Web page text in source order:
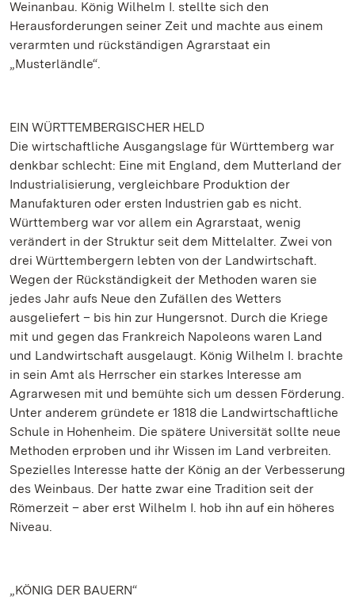
Weinanbau. König Wilhelm I. stellte sich den
Herausforderungen seiner Zeit und machte aus einem
verarmten und rückständigen Agrarstaat ein
„Musterländle“.
EIN WÜRTTEMBERGISCHER HELD
Die wirtschaftliche Ausgangslage für Württemberg war
denkbar schlecht: Eine mit England, dem Mutterland der
Industrialisierung, vergleichbare Produktion der
Manufakturen oder ersten Industrien gab es nicht.
Württemberg war vor allem ein Agrarstaat, wenig
verändert in der Struktur seit dem Mittelalter. Zwei von
drei Württembergern lebten von der Landwirtschaft.
Wegen der Rückständigkeit der Methoden waren sie
jedes Jahr aufs Neue den Zufällen des Wetters
ausgeliefert – bis hin zur Hungersnot. Durch die Kriege
mit und gegen das Frankreich Napoleons waren Land
und Landwirtschaft ausgelaugt. König Wilhelm I. brachte
in sein Amt als Herrscher ein starkes Interesse am
Agrarwesen mit und bemühte sich um dessen Förderung.
Unter anderem gründete er 1818 die Landwirtschaftliche
Schule in Hohenheim. Die spätere Universität sollte neue
Methoden erproben und ihr Wissen im Land verbreiten.
Spezielles Interesse hatte der König an der Verbesserung
des Weinbaus. Der hatte zwar eine Tradition seit der
Römerzeit – aber erst Wilhelm I. hob ihn auf ein höheres
Niveau.
„KÖNIG DER BAUERN“